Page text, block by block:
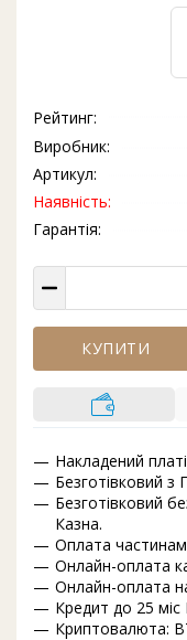
Рейтинг:
Виробник:
Артикул:
Наявність:
Гарантія:
КУПИТИ
Накладений
Безготівковий
Безготівковий
Казна.
Оплата
Онлайн-оплата
Онлайн-оплата
Кредит до 25
Криптовалюта: